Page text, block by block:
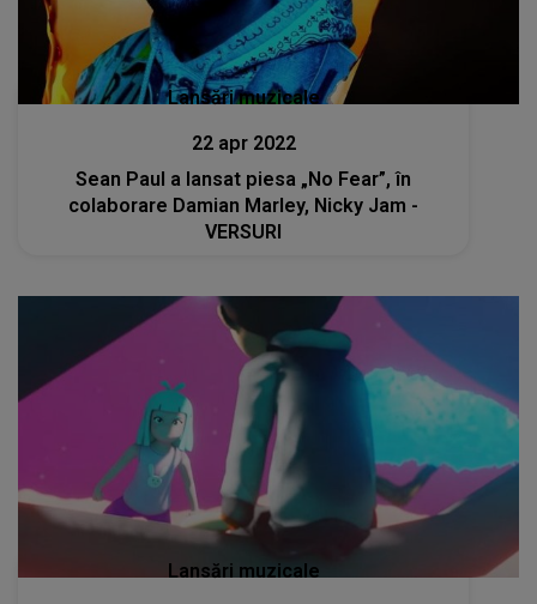
Lansări muzicale
22 apr 2022
Sean Paul a lansat piesa „No Fear”, în
colaborare Damian Marley, Nicky Jam -
VERSURI
Lansări muzicale